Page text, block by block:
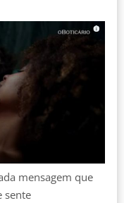
mensagem que
sente